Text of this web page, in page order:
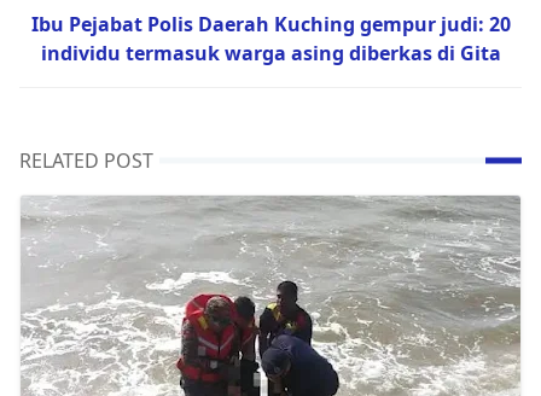
Ibu Pejabat Polis Daerah Kuching gempur judi: 20
individu termasuk warga asing diberkas di Gita
RELATED POST